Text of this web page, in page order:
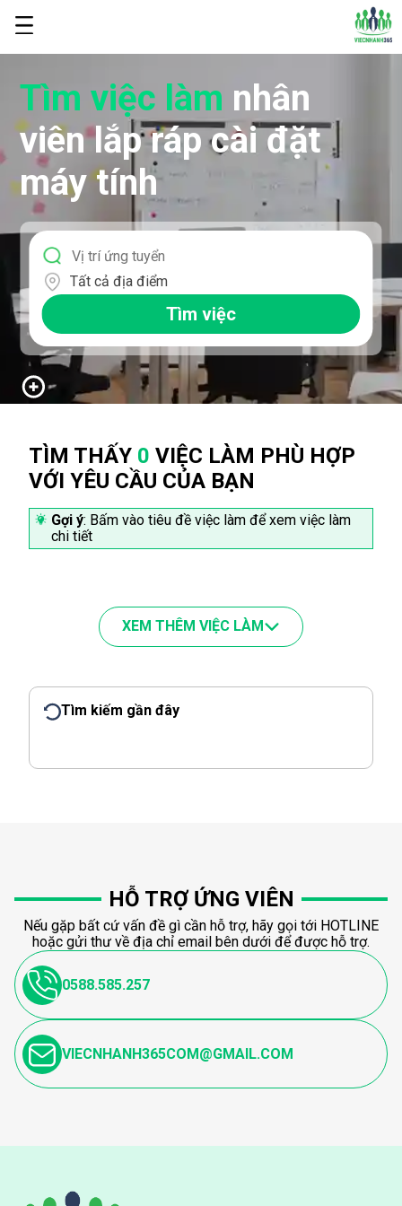
Tìm việc làm nhân
viên lắp ráp cài đặt
máy tính
Tất cả địa điểm
Tìm việc
TÌM THẤY 0 VIỆC LÀM PHÙ HỢP
VỚI YÊU CẦU CỦA BẠN
Gợi ý: Bấm vào tiêu đề việc làm để xem việc làm
chi tiết
XEM THÊM VIỆC LÀM
Tìm kiếm gần đây
HỖ TRỢ ỨNG VIÊN
Nếu gặp bất cứ vấn đề gì cần hỗ trợ, hãy gọi tới HOTLINE
hoặc gửi thư về địa chỉ email bên dưới để được hỗ trợ.
0588.585.257
VIECNHANH365COM@GMAIL.COM